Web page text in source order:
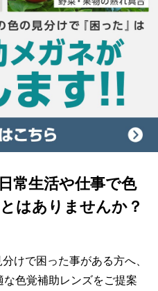
常生活や仕事で色
はありませんか？
けで困った事がある方へ、
色覚補助レンズをご提案